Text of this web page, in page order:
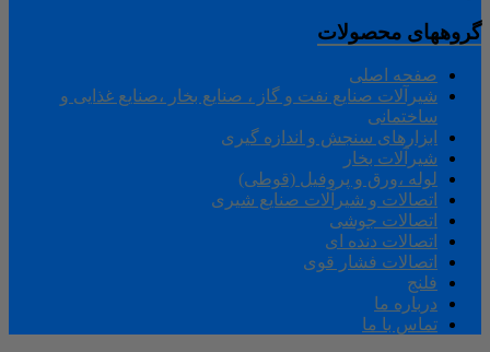
گروههای محصولات
صفحه اصلی
شیرآلات صنایع نفت و گاز ، صنایع بخار ،صنایع غذایی و
ساختمانی
ابزارهای سنجش و اندازه گیری
شیرآلات بخار
لوله ،ورق و پروفیل (قوطی)
اتصالات و شیرآلات صنایع شیری
اتصالات جوشی
اتصالات دنده ای
اتصالات فشار قوی
فلنج
درباره ما
تماس با ما